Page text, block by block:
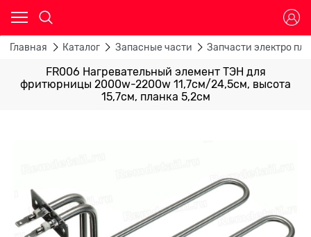
Главная Каталог Запасные части Запчасти электро
FR006 Нагревательный элемент ТЭН для
фритюрницы 2000w-2200w 11,7см/24,5см, высота
15,7см, планка 5,2см